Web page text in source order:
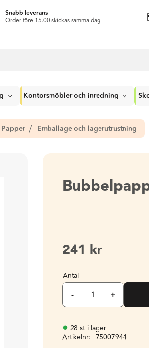
Snabb leverans
Order före 15.00 skickas samma dag
Kontorsmöbler och inredning
Emballage och lagerutrustning
241 kr
Antal
+
-
28 st i lager
Artikelnr
75007944